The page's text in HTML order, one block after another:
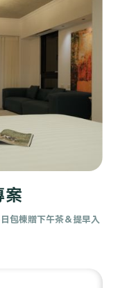
案
包棟贈下午茶＆提早入